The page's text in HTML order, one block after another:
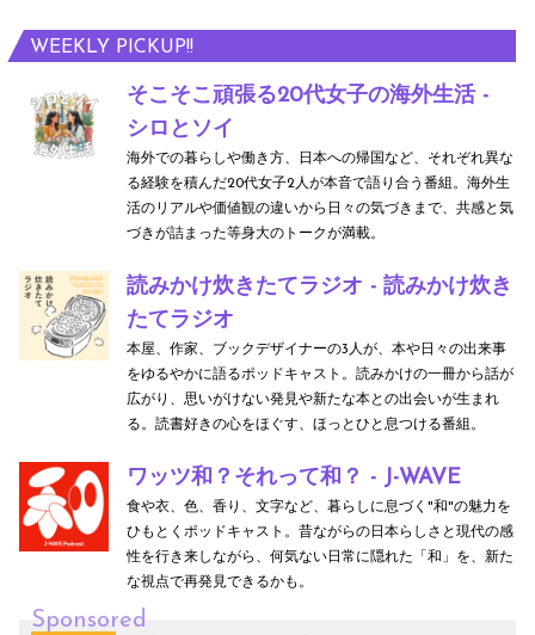
WEEKLY PICKUP!!
そこそこ頑張る20代女子の海外生活 -
シロとソイ
海外での暮らしや働き方、日本への帰国など、それぞれ異な
る経験を積んだ20代女子2人が本音で語り合う番組。海外生
活のリアルや価値観の違いから日々の気づきまで、共感と気
づきが詰まった等身大のトークが満載。
読みかけ炊きたてラジオ - 読みかけ炊き
たてラジオ
本屋、作家、ブックデザイナーの3人が、本や日々の出来事
をゆるやかに語るポッドキャスト。読みかけの一冊から話が
広がり、思いがけない発見や新たな本との出会いが生まれ
る。読書好きの心をほぐす、ほっとひと息つける番組。
ワッツ和？それって和？ - J-WAVE
食や衣、色、香り、文字など、暮らしに息づく"和"の魅力を
ひもとくポッドキャスト。昔ながらの日本らしさと現代の感
性を行き来しながら、何気ない日常に隠れた「和」を、新た
な視点で再発見できるかも。
Sponsored